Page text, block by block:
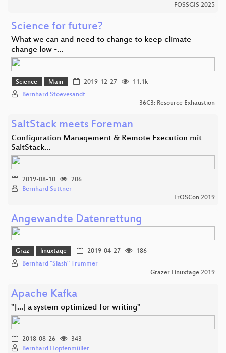
FOSSGIS 2025
Science for future?
What we can and need to change to keep climate
change low -…
Science Main 2019-12-27
11.1k
Bernhard Stoevesandt
36C3: Resource Exhaustion
SaltStack meets Foreman
Configuration Management & Remote Execution mit
SaltStack…
2019-08-10
206
Bernhard Suttner
FrOSCon 2019
Angewandte Datenrettung
Graz linuxtage 2019-04-27
186
Bernhard "Slash" Trummer
Grazer Linuxtage 2019
Apache Kafka
"[...] a system optimized for writing"
2018-08-26
343
Bernhard Hopfenmüller